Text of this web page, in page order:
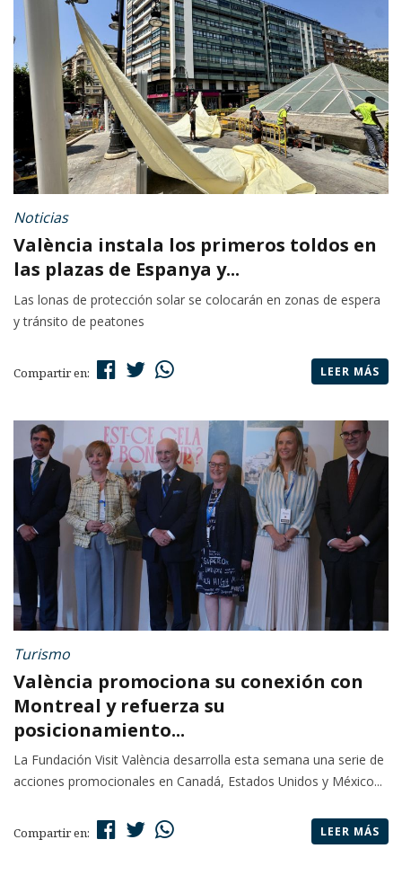
Noticias
València instala los primeros toldos en
las plazas de Espanya y...
Las lonas de protección solar se colocarán en zonas de espera
y tránsito de peatones
Compartir en: LEER MÁS
Turismo
València promociona su conexión con
Montreal y refuerza su
posicionamiento...
La Fundación Visit València desarrolla esta semana una serie de
acciones promocionales en Canadá, Estados Unidos y México...
Compartir en: LEER MÁS